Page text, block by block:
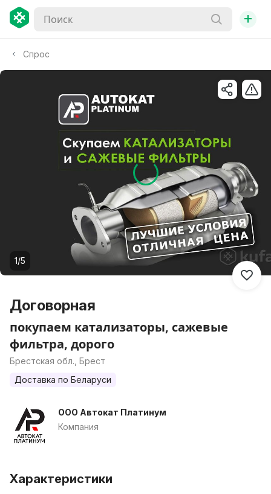
+
Спрос
1/5
Договорная
покупаем катализаторы, сажевые
фильтра, дорого
Брестская обл., Брест
Доставка по Беларуси
ООО Автокат Платинум
Компания
Характеристики